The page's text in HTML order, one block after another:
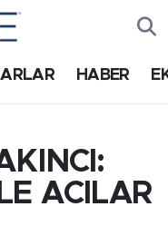
HABER
ACILAR
Fikstür